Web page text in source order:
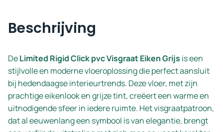
Beschrijving
DeLimited Rigid Click pvc Visgraat Eiken Grijs is een
stijlvolle en moderne vloeroplossing die perfect aansluit
bij hedendaagse interieurtrends. Deze vloer, met zijn
prachtige eikenlook en grijze tint, creëert een warme en
uitnodigende sfeer in iedere ruimte. Het visgraatpatroon,
dat al eeuwenlang een symbool is van elegantie, brengt